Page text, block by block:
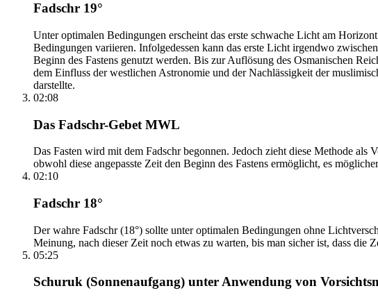
Fadschr 19°
Unter optimalen Bedingungen erscheint das erste schwache Licht am
Bedingungen variieren. Infolgedessen kann das erste Licht irgendwo
Beginn des Fastens genutzt werden. Bis zur Auflösung des Osmanischen
dem Einfluss der westlichen Astronomie und der Nachlässigkeit der
darstellte.
02:08
Das Fadschr-Gebet MWL
Das Fasten wird mit dem Fadschr begonnen. Jedoch zieht diese Methode als
obwohl diese angepasste Zeit den Beginn des Fastens ermöglicht, es
02:10
Fadschr 18°
Der wahre Fadschr (18°) sollte unter optimalen Bedingungen ohne
Meinung, nach dieser Zeit noch etwas zu warten, bis man sicher ist, dass die
05:25
Schuruk (Sonnenaufgang) unter Anwendung von